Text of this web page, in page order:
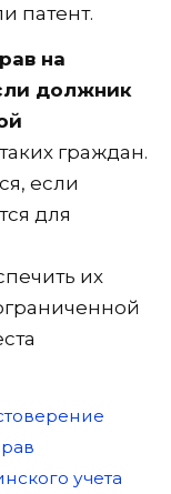
патент.
на
должник
граждан.
если
для
их
учета